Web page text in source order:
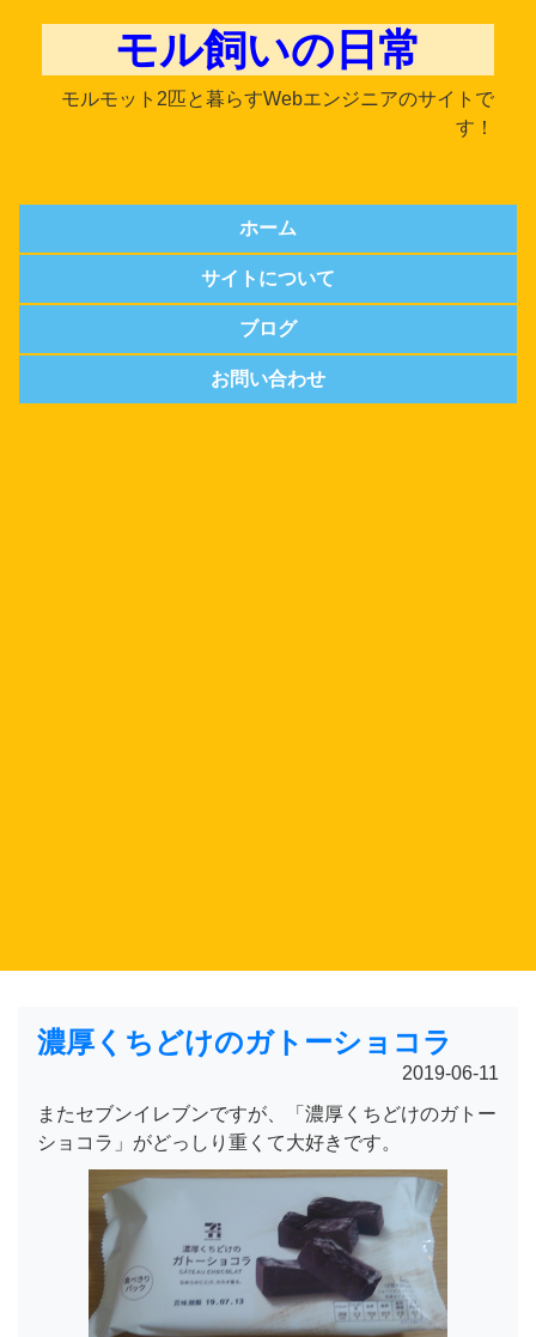
モル飼いの日常
モルモット2匹と暮らすWebエンジニアのサイトで
す！
ホーム
サイトについて
ブログ
お問い合わせ
濃厚くちどけのガトーショコラ
2019-06-11
またセブンイレブンですが、「濃厚くちどけのガトー
ショコラ」がどっしり重くて大好きです。